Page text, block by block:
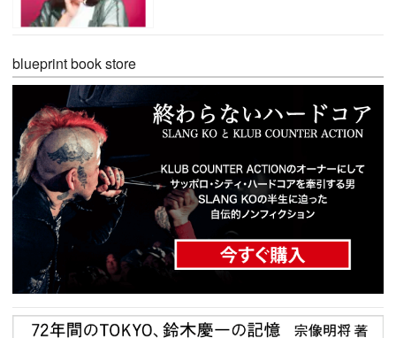
blueprint book store